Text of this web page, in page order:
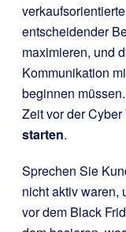
entscheidender
maximieren, und
Kommunikation
beginnen
Zeit vor der Cyber
starten.
Sprechen Sie
nicht aktiv waren,
vor dem Black